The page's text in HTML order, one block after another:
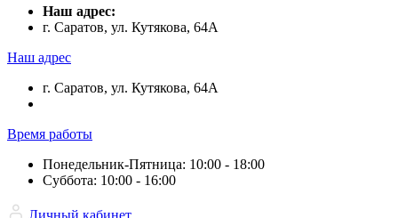
Наш адрес:
г. Саратов, ул. Кутякова, 64А
Наш адрес
г. Саратов, ул. Кутякова, 64А
Время работы
Понедельник-Пятница: 10:00 - 18:00
Суббота: 10:00 - 16:00
Личный кабинет